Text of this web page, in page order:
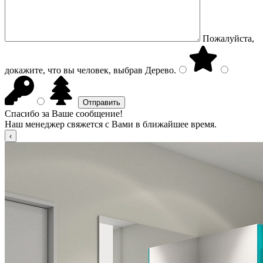
Пожалуйста,
докажите, что вы человек, выбрав Дерево.
Спасибо за Ваше сообщение!
Наш менеджер свяжется с Вами в ближайшее время.